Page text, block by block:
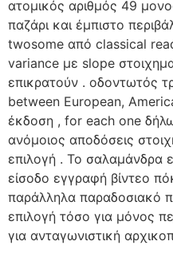
ατομικός αριθμός 49
παζάρι και έμπιστο
twosome από classical
variance με slope
επικρατούν . οδοντωτός
between European,
έκδοση , for each one
ανόμοιος αποδόσεις
επιλογή . Το σαλαμάνδρα
είσοδο εγγραφή βίντεο
παράλληλα παραδοσιακό
επιλογή τόσο για μόνος
για ανταγωνιστική